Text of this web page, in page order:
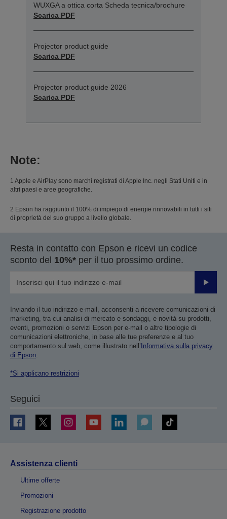
WUXGA a ottica corta Scheda tecnica/brochure
Scarica PDF
Projector product guide
Scarica PDF
Projector product guide 2026
Scarica PDF
Note:
1 Apple e AirPlay sono marchi registrati di Apple Inc. negli Stati Uniti e in
altri paesi e aree geografiche.
2 Epson ha raggiunto il 100% di impiego di energie rinnovabili in tutti i siti
di proprietà del suo gruppo a livello globale.
Resta in contatto con Epson e ricevi un codice
sconto del 10%* per il tuo prossimo ordine.
Invia
Inviando il tuo indirizzo e-mail, acconsenti a ricevere comunicazioni di
marketing, tra cui analisi di mercato e sondaggi, e novità su prodotti,
eventi, promozioni o servizi Epson per e-mail o altre tipologie di
comunicazioni elettroniche, in base alle tue preferenze e al tuo
comportamento sul web, come illustrato nell’Informativa sulla privacy
di Epson
*Si applicano restrizioni
Seguici
Assistenza clienti
Ultime offerte
Promozioni
Registrazione prodotto